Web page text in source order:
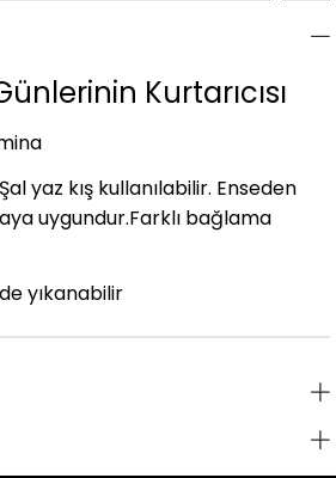
Kurtarıcısı
yaz kış kullanılabilir. Enseden
uygundur.Farklı bağlama
yıkanabilir